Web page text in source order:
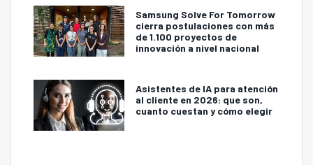
Samsung Solve For Tomorrow
cierra postulaciones con más
de 1.100 proyectos de
innovación a nivel nacional
Asistentes de IA para atención
al cliente en 2026: que son,
cuanto cuestan y cómo elegir